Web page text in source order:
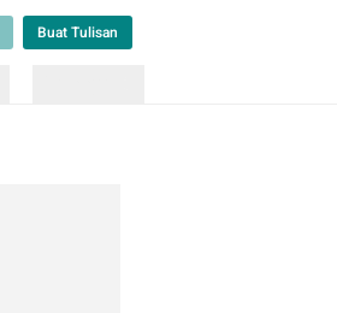
Buat Tulisan